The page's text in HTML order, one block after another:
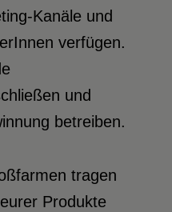
Kanäle und
verfügen.
und
betreiben.
tragen
Produkte